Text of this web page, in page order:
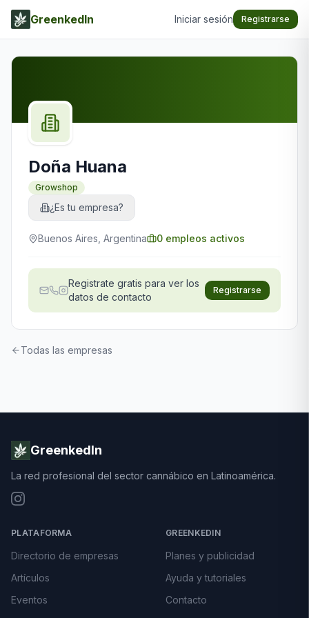
GreenkedIn Iniciar sesión Registrarse
Doña Huana
Growshop
¿Es tu empresa?
Buenos Aires, Argentina 0 empleos activos
Registrate gratis para ver los
datos de contacto
Registrarse
Todas las empresas
GreenkedIn
La red profesional del sector cannábico en Latinoamérica.
PLATAFORMA
Directorio de empresas
Artículos
Eventos
GREENKEDIN
Planes y publicidad
Ayuda y tutoriales
Contacto